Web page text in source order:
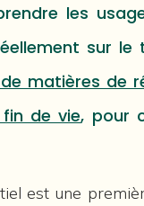
les
sur le
matières de
de vie, pour
est une